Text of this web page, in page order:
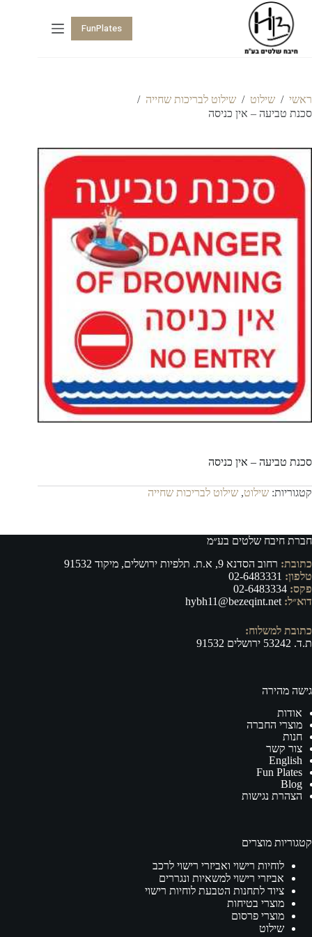
FunPlates
ראשי / שילוט / שילוט לבריכות שחייה /
סכנת טביעה – אין כניסה
סכנת טביעה – אין כניסה
קטגוריות: שילוט, שילוט לבריכות שחייה
חברת חיבח שלטים בע״מ
כתובת: רחוב הסדנא 9, א.ת. תלפיות ירושלים, מיקוד 91532
טלפון: 02-6483331
פקס:
דוא״ל: hybh11@bezeqint.net
כתובת למשלוח:
ת.ד. 53242 ירושלים 91532
גישה מהירה
אודות
מוצרי החברה
חנות
צור קשר
English
Fun Plates
Blog
הצהרת נגישות
קטגוריות מוצרים
לוחיות רישוי ואביזרי רישוי לרכב
אביזרי רישוי למשאיות ונגררים
ציוד לתחנות הטבעת לוחיות רישוי
מוצרי בטיחות
מוצרי פרסום
שילוט